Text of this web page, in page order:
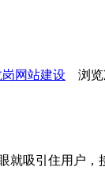
岗网站建设 浏览
吸引住用户，